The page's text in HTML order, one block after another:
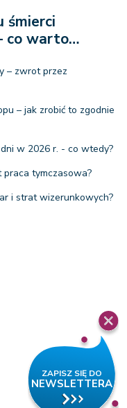
śmierci
co warto…
– zwrot przez
– jak zrobić to zgodnie
w 2026 r. - co wtedy?
tymczasowa?
i strat wizerunkowych?